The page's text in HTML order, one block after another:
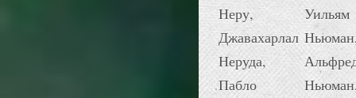
Неру,
Джавахарлал
Неруда,
Пабло
Уильям